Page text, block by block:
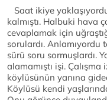
Saat ikiye
kalmıştı. Halbuki hava
cevaplamak için
sorulardı.
sürü soru sormuşlardı.
alamamıştı işi.
köylüsünün yanına
Köylüsü kendi